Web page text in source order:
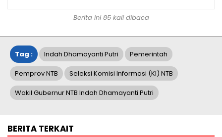
Berita ini 85 kali dibaca
Tag : Indah Dhamayanti Putri Pemerintah
Pemprov NTB Seleksi Komisi Informasi (KI) NTB
Wakil Gubernur NTB Indah Dhamayanti Putri
BERITA TERKAIT